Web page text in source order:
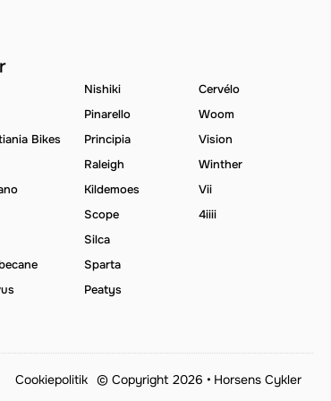
Bikes
Nishiki
Pinarello
Principia
Raleigh
Kildemoes
Scope
Silca
Sparta
Peatys
Cervélo
Woom
Vision
Winther
Vii
4iiii
Cookiepolitik © Copyright 2026 • Horsens Cykler